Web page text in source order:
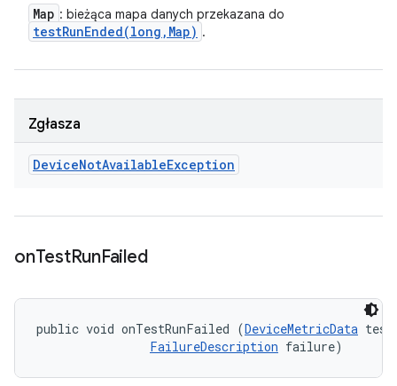
Map : bieżąca mapa danych przekazana do
testRunEnded(long , Map) .
Zgłasza
DeviceNotAvailableException
onTestRunFailed
public void onTestRunFailed (DeviceMetricData
FailureDescription failure)